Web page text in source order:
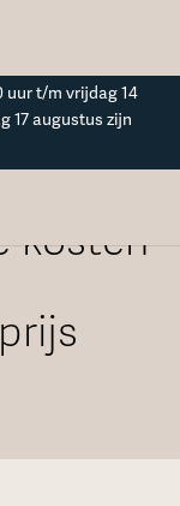
uur t/m vrijdag 14
17 augustus zijn
kosten